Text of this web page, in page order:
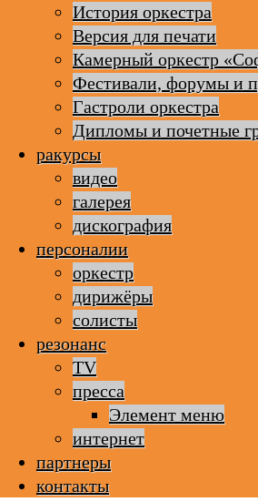
История оркестра
Версия для печати
Камерный оркестр
Фестивали, форумы и
Гастроли оркестра
Дипломы и почетные
ракурсы
видео
галерея
дискография
персоналии
оркестр
дирижёры
солисты
резонанс
TV
пресса
Элемент меню
интернет
партнеры
контакты